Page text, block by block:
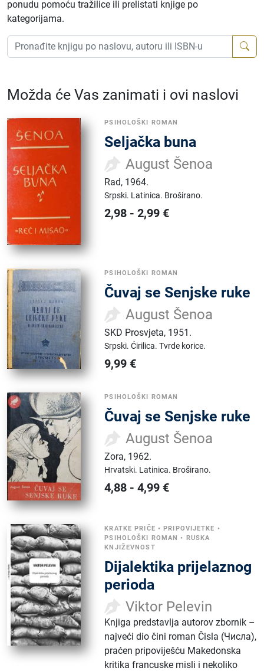
ponudu pomoću tražilice ili prelistati knjige po
kategorijama.
Možda će Vas zanimati i ovi naslovi
PSIHOLOŠKI ROMAN
Seljačka buna
August Šenoa
Rad, 1964.
Srpski. Latinica. Broširano.
2,98 -2,99 €
PSIHOLOŠKI ROMAN
Čuvaj se Senjske ruke
August Šenoa
SKD Prosvjeta, 1951.
Srpski.Ćirilica.Tvrde korice.
9,99 €
PSIHOLOŠKI ROMAN
Čuvaj se Senjske ruke
August Šenoa
Zora, 1962.
Hrvatski. Latinica. Broširano.
4,88 -4,99 €
KRATKE PRIČE •PRIPOVIJETKE •
PSIHOLOŠKI ROMAN • RUSKA
KNJIŽEVNOST
Dijalektika prijelaznog
perioda
Viktor Pelevin
Knjiga predstavlja autorov zbornik –
najveći dio čini roman Čisla (Числа),
praćen pripoviješću Makedonska
kritika francuske misli i nekoliko